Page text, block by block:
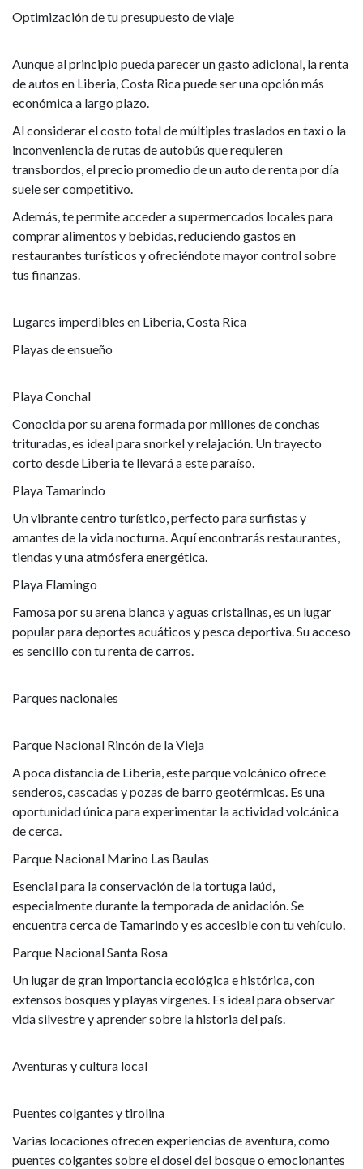
Optimización de tu presupuesto de viaje
Aunque al principio pueda parecer un gasto adicional, la renta
de autos en Liberia, Costa Rica puede ser una opción más
económica a largo plazo.
Al considerar el costo total de múltiples traslados en taxi o la
inconveniencia de rutas de autobús que requieren
transbordos, el precio promedio de un auto de renta por día
suele ser competitivo.
Además, te permite acceder a supermercados locales para
comprar alimentos y bebidas, reduciendo gastos en
restaurantes turísticos y ofreciéndote mayor control sobre
tus finanzas.
Lugares imperdibles en Liberia, Costa Rica
Playas de ensueño
Playa Conchal
Conocida por su arena formada por millones de conchas
trituradas, es ideal para snorkel y relajación. Un trayecto
corto desde Liberia te llevará a este paraíso.
Playa Tamarindo
Un vibrante centro turístico, perfecto para surfistas y
amantes de la vida nocturna. Aquí encontrarás restaurantes,
tiendas y una atmósfera energética.
Playa Flamingo
Famosa por su arena blanca y aguas cristalinas, es un lugar
popular para deportes acuáticos y pesca deportiva. Su acceso
es sencillo con tu renta de carros.
Parques nacionales
Parque Nacional Rincón de la Vieja
A poca distancia de Liberia, este parque volcánico ofrece
senderos, cascadas y pozas de barro geotérmicas. Es una
oportunidad única para experimentar la actividad volcánica
de cerca.
Parque Nacional Marino Las Baulas
Esencial para la conservación de la tortuga laúd,
especialmente durante la temporada de anidación. Se
encuentra cerca de Tamarindo y es accesible con tu vehículo.
Parque Nacional Santa Rosa
Un lugar de gran importancia ecológica e histórica, con
extensos bosques y playas vírgenes. Es ideal para observar
vida silvestre y aprender sobre la historia del país.
Aventuras y cultura local
Puentes colgantes y tirolina
Varias locaciones ofrecen experiencias de aventura, como
puentes colgantes sobre el dosel del bosque o emocionantes